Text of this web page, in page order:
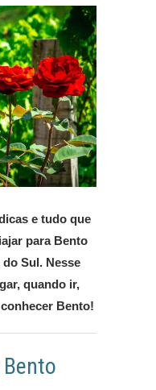
e tudo que
para Bento
Sul. Nesse
quando ir,
Bento!